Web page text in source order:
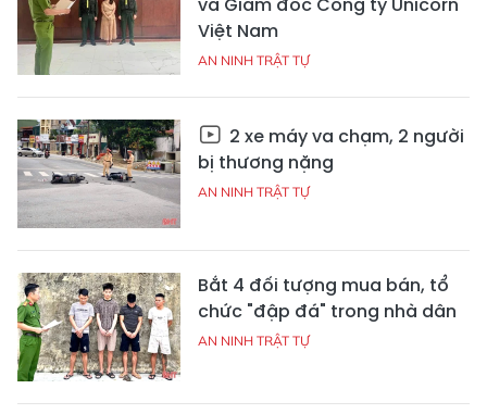
và Giám đốc Công ty Unicorn
Việt Nam
AN NINH TRẬT TỰ
2 xe máy va chạm, 2 người
bị thương nặng
AN NINH TRẬT TỰ
Bắt 4 đối tượng mua bán, tổ
chức "đập đá" trong nhà dân
AN NINH TRẬT TỰ